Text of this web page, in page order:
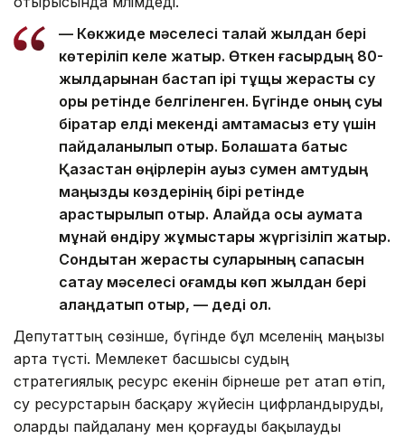
— Көкжиде мәселесі талай жылдан бері
көтеріліп келе жатыр. Өткен ғасырдың 80-
жылдарынан бастап ірі тұщы жерасты су
қоры ретінде белгіленген. Бүгінде оның суы
бірқатар елді мекенді қамтамасыз ету үшін
пайдаланылып отыр. Болашақта батыс
Қазақстан өңірлерін ауыз сумен қамтудың
маңызды көздерінің бірі ретінде
қарастырылып отыр. Алайда осы аумақта
мұнай өндіру жұмыстары жүргізіліп жатыр.
Сондықтан жерасты суларының сапасын
сақтау мәселесі қоғамды көп жылдан бері
алаңдатып отыр, — деді ол.
Депутаттың сөзінше, бүгінде бұл мәселенің маңызы
арта түсті. Мемлекет басшысы судың
стратегиялық ресурс екенін бірнеше рет атап өтіп,
су ресурстарын басқару жүйесін цифрландыруды,
оларды пайдалану мен қорғауды бақылауды